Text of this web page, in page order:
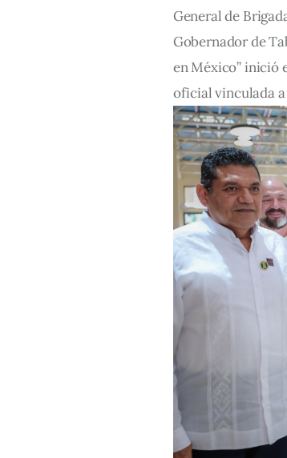
General de
Gobernador de
en México” inició
oficial vinculada